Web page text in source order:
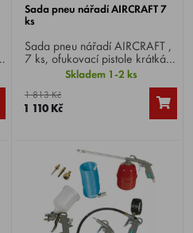
Sada pneu nářadí AIRCRAFT 7
ks
Sada pneu nářadí AIRCRAFT ,
7 ks, ofukovací pistole krátká,
pneuhustič SD, kvalitní
spirálová tlaková hadice z
polyuretanu, stříkací pistole,
třídílná sada adaptérů.
Skladem 1-2 ks
1 813 Kč
1 110 Kč